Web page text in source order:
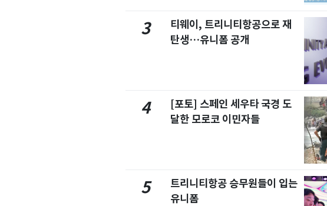
3
티웨이, 트리니티항공으로 재
탄생…유니폼 공개
4
[포토] 스페인 세우타 국경 도
달한 모로코 이민자들
5
트리니티항공 승무원들이 입는
유니폼